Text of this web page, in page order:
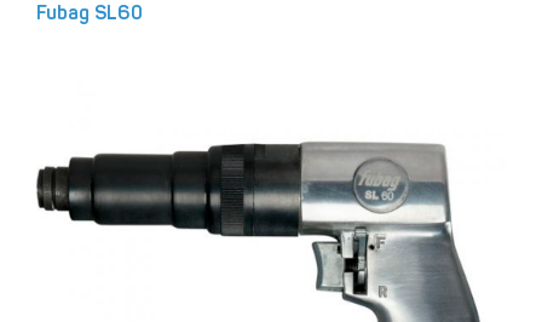
Fubag SL60